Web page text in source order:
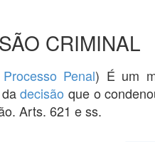
CRIMINAL
Processo Penal) É um
dadecisão que o
Arts. 621 e ss.